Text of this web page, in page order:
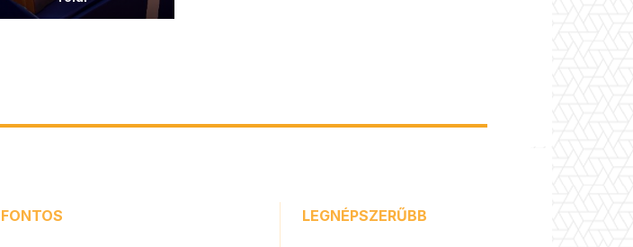
FONTOS LEGNÉPSZERŰBB